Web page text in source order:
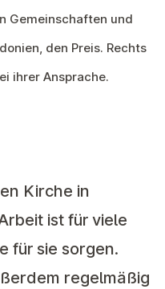
Gemeinschaften und
den Preis. Rechts
ihrer Ansprache.
Kirche in
ist für viele
für sie sorgen.
regelmäßig